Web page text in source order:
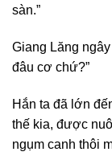
sàn.”
Giang Lăng
đâu cơ chứ?”
Hắn ta đã lớn
thế kia, được
ngụm canh thôi